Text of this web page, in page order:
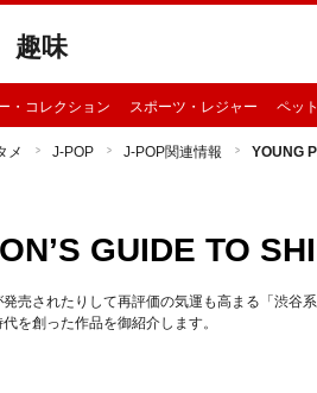
趣味
・コレクション スポーツ・レジャー ペット
メ J-POP J-POP関連情報 YOUNG
GUIDE TO
売されたりして再評価の気運も高まる「渋谷
を創った作品を御紹介します。